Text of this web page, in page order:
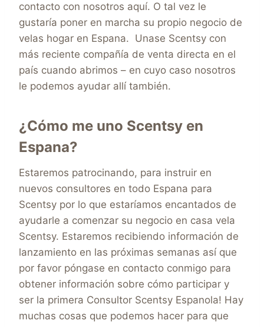
contacto con nosotros aquí. O tal vez le
gustaría poner en marcha su propio negocio de
velas hogar en Espana. Unase Scentsy con
más reciente compañía de venta directa en el
país cuando abrimos – en cuyo caso nosotros
le podemos ayudar allí también.
¿Cómo me uno Scentsy en
Espana?
Estaremos patrocinando, para instruir en
nuevos consultores en todo Espana para
Scentsy por lo que estaríamos encantados de
ayudarle a comenzar su negocio en casa vela
Scentsy. Estaremos recibiendo información de
lanzamiento en las próximas semanas así que
por favor póngase en contacto conmigo para
obtener información sobre cómo participar y
ser la primera Consultor Scentsy Espanola! Hay
muchas cosas que podemos hacer para que